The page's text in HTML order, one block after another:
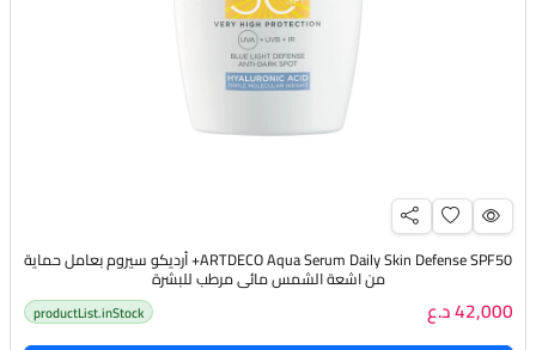
ARTDECO Aqua Serum Daily Skin Defense SPF50+ أرديكو سيروم بعامل حماية
من اشعة الشمس مائي مرطب للبشرة
42,000 د.ع productList.inStock